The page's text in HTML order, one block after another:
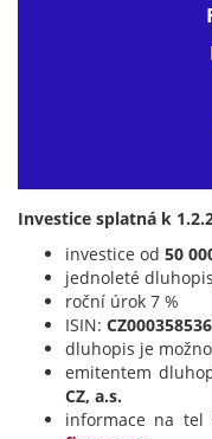
Investice splatná k
investice od 50
jednoleté
roční úrok 7 %
ISIN:
dluhopis je
emitentem
CZ, a.s.
informace na tel